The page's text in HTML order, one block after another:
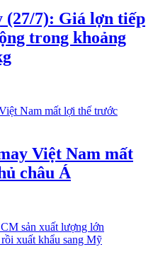
(27/7): Giá lợn tiếp
trong khoảng
Việt Nam mất
châu Á